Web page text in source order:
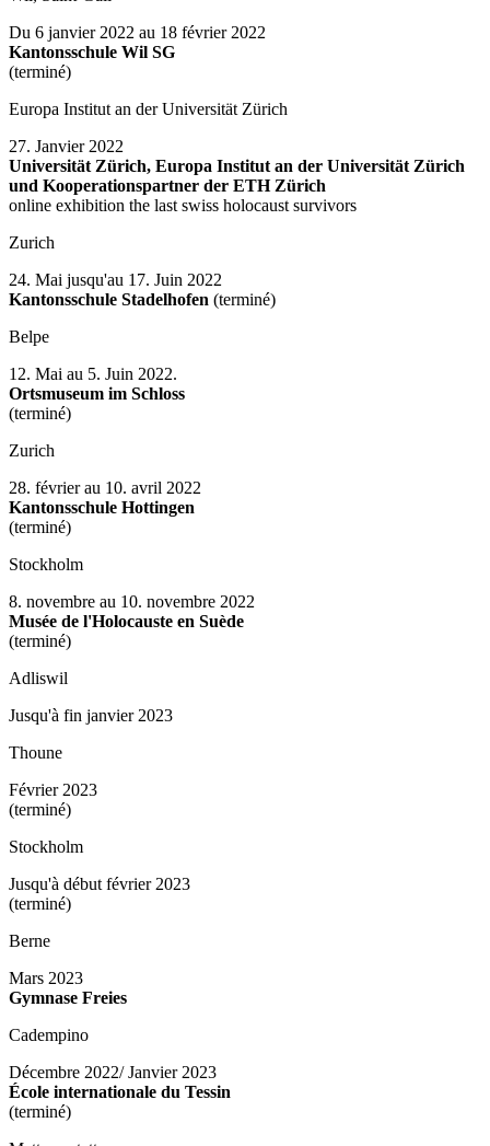
Du 6 janvier 2022 au 18 février 2022
Kantonsschule Wil SG
(terminé)
Europa Institut an der Universität Zürich
27. Janvier 2022
Universität Zürich, Europa Institut an der Universität Zürich
und Kooperationspartner der ETH Zürich
online exhibition the last swiss holocaust survivors
Zurich
24. Mai jusqu'au 17. Juin 2022
Kantonsschule Stadelhofen (terminé)
Belpe
12. Mai au 5. Juin 2022.
Ortsmuseum im Schloss
(terminé)
Zurich
28. février au 10. avril 2022
Kantonsschule Hottingen
(terminé)
Stockholm
8. novembre au 10. novembre 2022
Musée de l'Holocauste en Suède
(terminé)
Adliswil
Jusqu'à fin janvier 2023
Thoune
Février 2023
(terminé)
Stockholm
Jusqu'à début février 2023
(terminé)
Berne
Mars 2023
Gymnase Freies
Cadempino
Décembre 2022/ Janvier 2023
École internationale du Tessin
(terminé)